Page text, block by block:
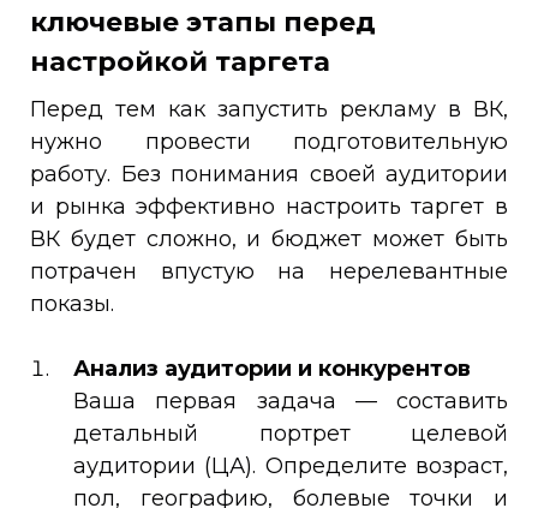
ключевые этапы перед
настройкой таргета
Перед тем как запустить рекламу в ВК,
нужно провести подготовительную
работу. Без понимания своей аудитории
и рынка эффективно настроить таргет в
ВК будет сложно, и бюджет может быть
потрачен впустую на нерелевантные
показы.
Анализ аудитории и конкурентов
Ваша первая задача — составить
детальный портрет целевой
аудитории (ЦА). Определите возраст,
пол, географию, болевые точки и